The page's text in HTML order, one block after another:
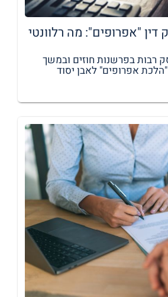
דין "אפרופים": מה רלוונטי
רבות בפרשנות חוזים ובמשך
"הלכת אפרופים" לאבן יסוד